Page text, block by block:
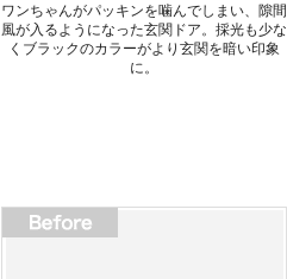
ワンちゃんがパッキンを噛んでしまい、隙間
風が入るようになった玄関ドア。採光も少な
くブラックのカラーがより玄関を暗い印象
に。